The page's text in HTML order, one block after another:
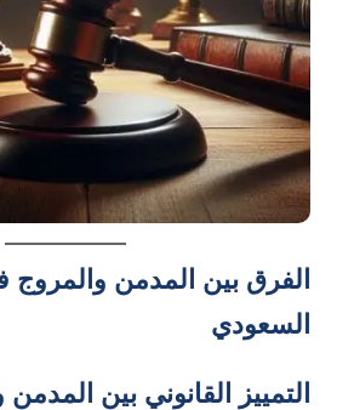
الفرق بين المدمن والمروج
السعودي
التمييز القانوني بين